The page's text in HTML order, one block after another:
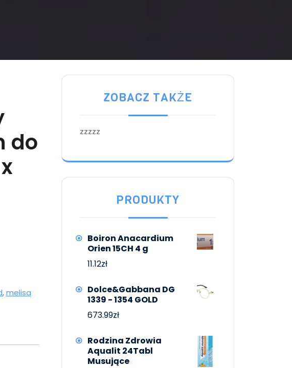
do
,melisa
ZOBACZ TAKŻE
zzzzz
PRODUKTY
Boiron Anacardium
Orien 15CH 4 g
11.12zł
Dolce&Gabbana DG
1339 - 1354 GOLD
673.99zł
Rodzina Zdrowia
Aqualit 24Tabl
Musujące